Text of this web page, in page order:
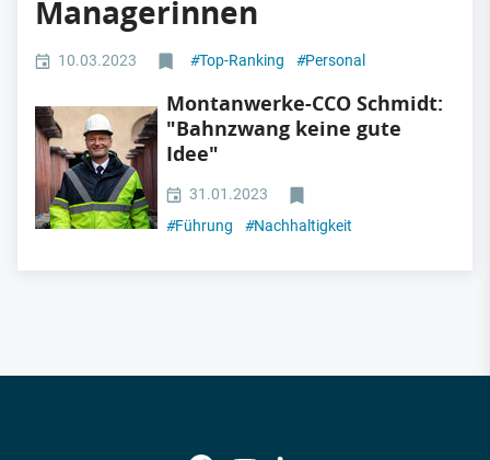
Managerinnen
10.03.2023 #Top-Ranking #Personal
Montanwerke-CCO Schmidt:
"Bahnzwang keine gute
Idee"
31.01.2023
#Führung #Nachhaltigkeit